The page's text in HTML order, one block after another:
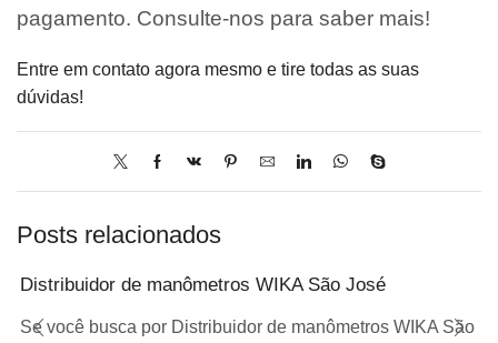
pagamento. Consulte-nos para saber mais!
Entre em contato agora mesmo e tire todas as suas
dúvidas!
Posts relacionados
Distribuidor de manômetros WIKA São José
Se você busca por Distribuidor de manômetros WIKA São